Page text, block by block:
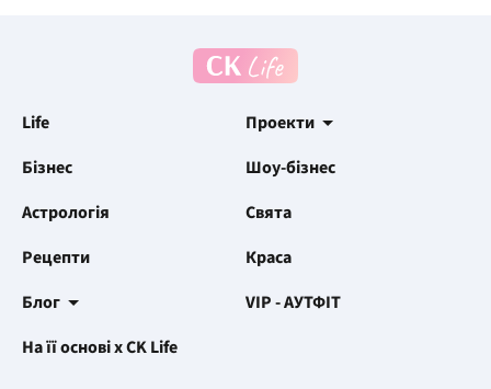
Life
Проекти
Бізнес
Шоу-бізнес
Астрологія
Свята
Рецепти
Краса
Блог
VIP - АУТФІТ
На її основі x CK Life